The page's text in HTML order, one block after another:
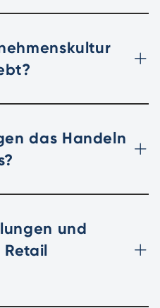
das Handeln
und